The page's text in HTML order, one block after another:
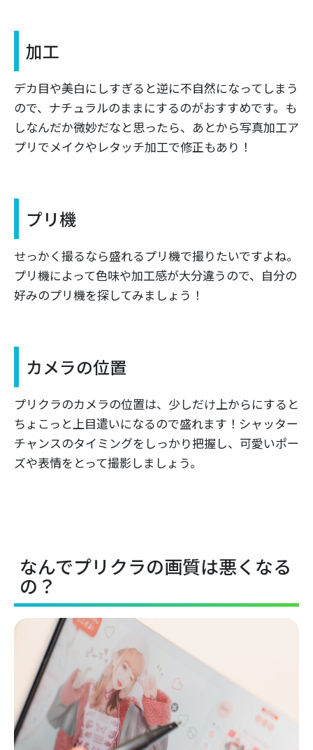
加工
デカ目や美白にしすぎると逆に不自然になってしまう
ので、ナチュラルのままにするのがおすすめです。も
しなんだか微妙だなと思ったら、あとから写真加工ア
プリでメイクやレタッチ加工で修正もあり！
プリ機
せっかく撮るなら盛れるプリ機で撮りたいですよね。
プリ機によって色味や加工感が大分違うので、自分の
好みのプリ機を探してみましょう！
カメラの位置
プリクラのカメラの位置は、少しだけ上からにすると
ちょこっと上目遣いになるので盛れます！シャッター
チャンスのタイミングをしっかり把握し、可愛いポー
ズや表情をとって撮影しましょう。
なんでプリクラの画質は悪くなる
の？